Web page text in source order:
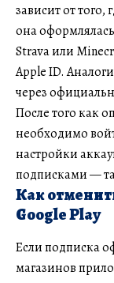
зависит от
она
Strava или
Apple ID.
через
После того как
необходимо
настройки
подписками —
Как
Google Play
Если подписка
магазинов